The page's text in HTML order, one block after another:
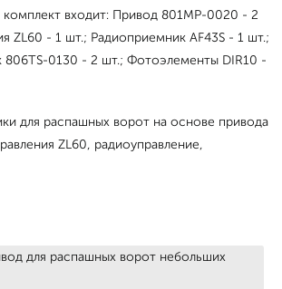
комплект входит: Привод 801MP-0020 - 2
ZL60 - 1 шт.; Радиоприемник AF43S - 1 шт.;
806TS-0130 - 2 шт.; Фотоэлементы DIR10 -
для распашных ворот на основе привода
ZL60, радиоуправление,
для распашных ворот небольших